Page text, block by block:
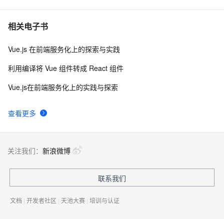
相关电子书
查看更多
Vue.js 在前端服务化上的探索与实践
利用编译将 Vue 组件转成 React 组件
Vue.js在前端服务化上的实践与探索
关注我们： 新浪微博
联系我们
文档 | 开发者社区 | 天池大赛 | 培训与认证